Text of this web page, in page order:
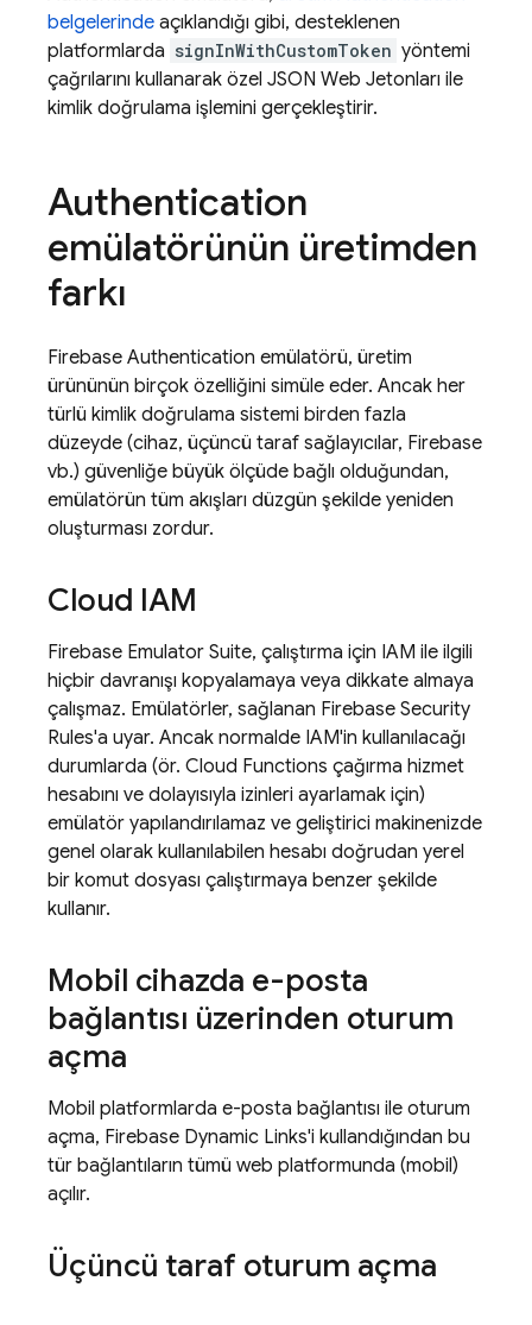
belgelerinde açıklandığı gibi, desteklenen
platformlarda signInWithCustomToken yöntemi
çağrılarını kullanarak özel JSON Web Jetonları ile
kimlik doğrulama işlemini gerçekleştirir.
Authentication
emülatörünün üretimden
farkı
Firebase Authentication emülatörü, üretim
ürününün birçok özelliğini simüle eder. Ancak her
türlü kimlik doğrulama sistemi birden fazla
düzeyde (cihaz, üçüncü taraf sağlayıcılar, Firebase
vb.) güvenliğe büyük ölçüde bağlı olduğundan,
emülatörün tüm akışları düzgün şekilde yeniden
oluşturması zordur.
Cloud IAM
Firebase Emulator Suite, çalıştırma için IAM ile ilgili
hiçbir davranışı kopyalamaya veya dikkate almaya
çalışmaz. Emülatörler, sağlanan Firebase Security
Rules'a uyar. Ancak normalde IAM'in kullanılacağı
durumlarda (ör. Cloud Functions çağırma hizmet
hesabını ve dolayısıyla izinleri ayarlamak için)
emülatör yapılandırılamaz ve geliştirici makinenizde
genel olarak kullanılabilen hesabı doğrudan yerel
bir komut dosyası çalıştırmaya benzer şekilde
kullanır.
Mobil cihazda e-posta
bağlantısı üzerinden oturum
açma
Mobil platformlarda e-posta bağlantısı ile oturum
açma, Firebase Dynamic Links'i kullandığından bu
tür bağlantıların tümü web platformunda (mobil)
açılır.
Üçüncü taraf oturum açma